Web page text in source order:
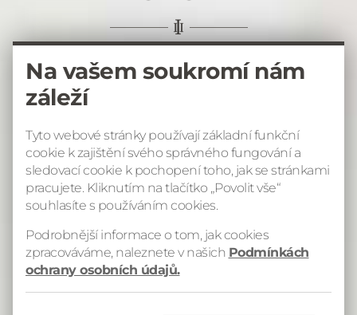
Na vašem soukromí nám
záleží
Tyto webové stránky používají základní funkční
cookie k zajištění svého správného fungování a
sledovací cookie k pochopení toho, jak se stránkami
pracujete. Kliknutím na tlačítko „Povolit vše“
souhlasíte s používáním cookies.
Podrobnější informace o tom, jak cookies
zpracováváme, naleznete v našich Podmínkách
ochrany osobních údajů.